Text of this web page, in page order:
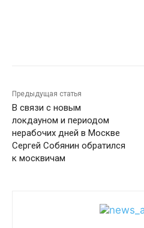
Предыдущая статья
В связи с новым
локдауном и периодом
нерабочих дней в Москве
Сергей Собянин обратился
к москвичам